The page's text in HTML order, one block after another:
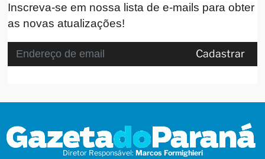
Inscreva-se em nossa lista de e-mails para obter
as novas atualizações!
Cadastrar
Diretor Responsável: Marcos Formighieri